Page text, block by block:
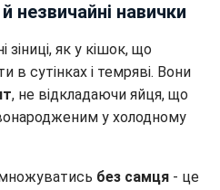
незвичайні навички
зіниці, як у кішок, що
в сутінках і темряві. Вони
, не відкладаючи яйця, що
у холодному
без самця - це